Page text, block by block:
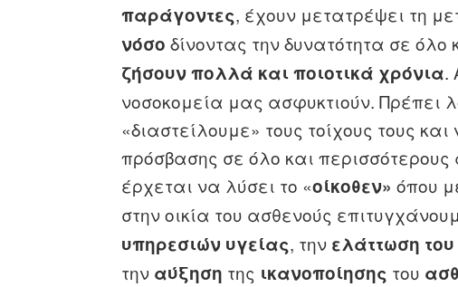
παράγοντες, έχουν μετατρέψει τη
νόσο δίνοντας την δυνατότητα σε όλο
ζήσουν πολλά και ποιοτικά χρόνια.
νοσοκομεία μας ασφυκτιούν. Πρέπει
«διαστείλουμε» τους τοίχους τους
πρόσβασης σε όλο και
έρχεται να λύσει το «οίκοθεν» όπου
στην οικία του ασθενούς
υπηρεσιών υγείας, την ελάττωση
την αύξηση της ικανοποίησης του